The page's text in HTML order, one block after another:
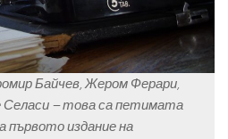
Байчев, Жером Ферари,
– това са петимата
първото издание на